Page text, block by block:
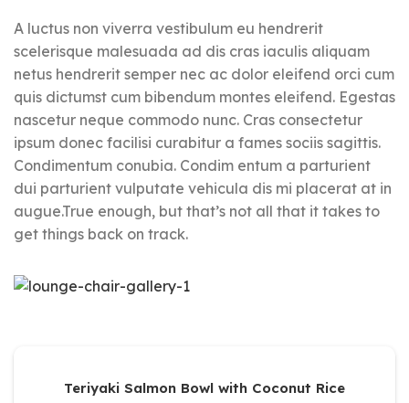
A luctus non viverra vestibulum eu hendrerit
scelerisque malesuada ad dis cras iaculis aliquam
netus hendrerit semper nec ac dolor eleifend orci cum
quis dictumst cum bibendum montes eleifend. Egestas
nascetur neque commodo nunc. Cras consectetur
ipsum donec facilisi curabitur a fames sociis sagittis.
Condimentum conubia. Condim entum a parturient
dui parturient vulputate vehicula dis mi placerat at in
augue.True enough, but that’s not all that it takes to
get things back on track.
Teriyaki Salmon Bowl with Coconut Rice